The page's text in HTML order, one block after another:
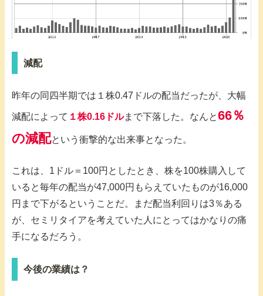
減配
昨年の同四半期では１株0.47ドルの配当だったが、大幅
減配によって １株0.16ドルまで下落した。なんと66％
の減配という衝撃的な出来事となった。
これは、1ドル＝100円としたとき、株を100株購入して
いると毎年の配当が47,000円もらえていたものが16,000
円まで下がるということだ。まだ配当利回りは3％ある
が、セミリタイアを考えていた人にとってはかなりの痛
手になるだろう。
今後の業績は？